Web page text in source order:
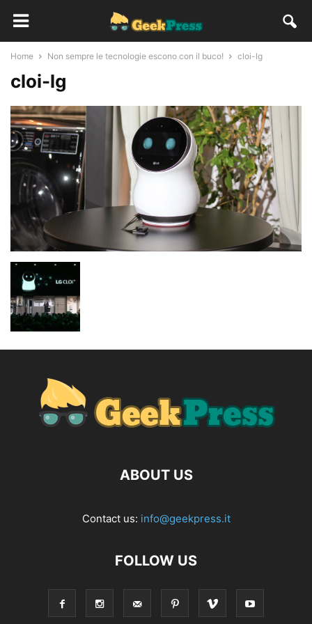
Home Non sempre le tecnologie escono con il buco! cloi-lg
cloi-lg
ABOUT US
Contact us: info@geekpress.it
FOLLOW US